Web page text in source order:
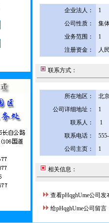
企业法人：
1
公司性质：
集
业务范围：
1
注册资金：
人
联系方式：
所在地区：
北
公司详细地址：
1
联系人：
1
联系电话：
公司主页：
1
相关信息：
查看pHqghUme公司发
给pHqghUme公司留言